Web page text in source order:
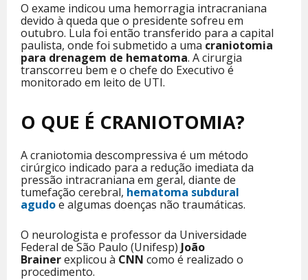
O exame indicou uma hemorragia intracraniana
devido à queda que o presidente sofreu em
outubro. Lula foi então transferido para a capital
paulista, onde foi submetido a uma craniotomia
para drenagem de hematoma. A cirurgia
transcorreu bem e o chefe do Executivo é
monitorado em leito de UTI.
O QUE É CRANIOTOMIA?
A craniotomia descompressiva é um método
cirúrgico indicado para a redução imediata da
pressão intracraniana em geral, diante de
tumefação cerebral, hematoma subdural
agudoe algumas doenças não traumáticas.
O neurologista e professor da Universidade
Federal de São Paulo (Unifesp) João
Brainerexplicou à CNN como é realizado o
procedimento.